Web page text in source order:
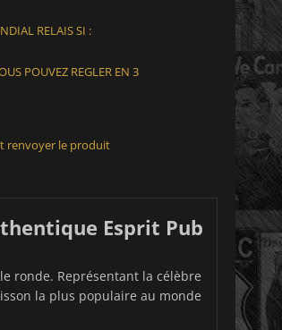
RELAIS SI :
POUVEZ REGLER EN 3
renvoyer le produit
Esprit Pub
ronde. Représentant la célèbre
la plus populaire au monde